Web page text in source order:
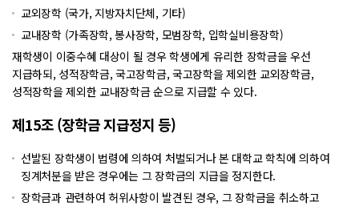
교외장학 (국가, 지방자치단체, 기타)
교내장학 (가족장학, 봉사장학, 모범장학, 입학실비용장학)
재학생이 이중수혜 대상이 될 경우 학생에게 유리한 장학금을 우선
지급하되, 성적장학금, 국고장학금, 국고장학을 제외한 교외장학금,
성적장학을 제외한 교내장학금 순으로 지급할 수 있다.
제15조 (장학금 지급정지 등)
선발된 장학생이 법령에 의하여 처벌되거나 본 대학교 학칙에 의하여
징계처분을 받은 경우에는 그 장학금의 지급을 정지한다.
장학금과 관련하여 허위사항이 발견된 경우, 그 장학금을 취소하고